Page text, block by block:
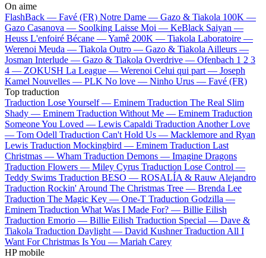
On aime
FlashBack — Favé (FR) Notre Dame — Gazo & Tiakola 100K —
Gazo Casanova — Soolking Laisse Moi — KeBlack Saiyan —
Heuss L'enfoiré Bécane —Yamê 200K — Tiakola Laboratoire —
Werenoi Meuda — Tiakola Outro — Gazo & Tiakola Ailleurs —
Josman Interlude — Gazo & Tiakola Overdrive — Ofenbach 1 2 3
4 — ZOKUSH La League — Werenoi Celui qui part — Joseph
Kamel Nouvelles — PLK No love — Ninho Urus — Favé (FR)
Top traduction
Traduction Lose Yourself — Eminem Traduction The Real Slim
Shady — Eminem Traduction Without Me — Eminem Traduction
Someone You Loved — Lewis Capaldi Traduction Another Love
— Tom Odell Traduction Can't Hold Us — Macklemore and Ryan
Lewis Traduction Mockingbird — Eminem Traduction Last
Christmas — Wham Traduction Demons — Imagine Dragons
Traduction Flowers — Miley Cyrus Traduction Lose Control —
Teddy Swims Traduction BESO — ROSALÍA & Rauw Alejandro
Traduction Rockin' Around The Christmas Tree — Brenda Lee
Traduction The Magic Key — One-T Traduction Godzilla —
Eminem Traduction What Was I Made For? — Billie Eilish
Traduction Emorio — Billie Eilish Traduction Special — Dave &
Tiakola Traduction Daylight — David Kushner Traduction All I
Want For Christmas Is You — Mariah Carey
HP mobile